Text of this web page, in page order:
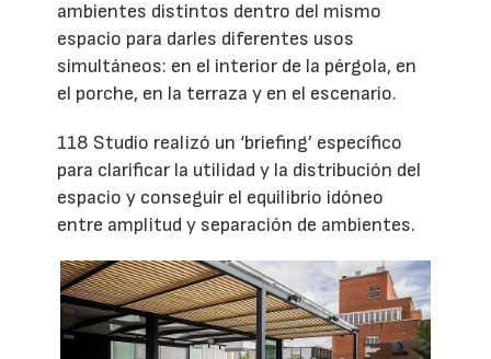
ambientes distintos dentro del mismo
espacio para darles diferentes usos
simultáneos: en el interior de la pérgola, en
el porche, en la terraza y en el escenario.
118 Studio realizó un ‘briefing’ específico
para clarificar la utilidad y la distribución del
espacio y conseguir el equilibrio idóneo
entre amplitud y separación de ambientes.